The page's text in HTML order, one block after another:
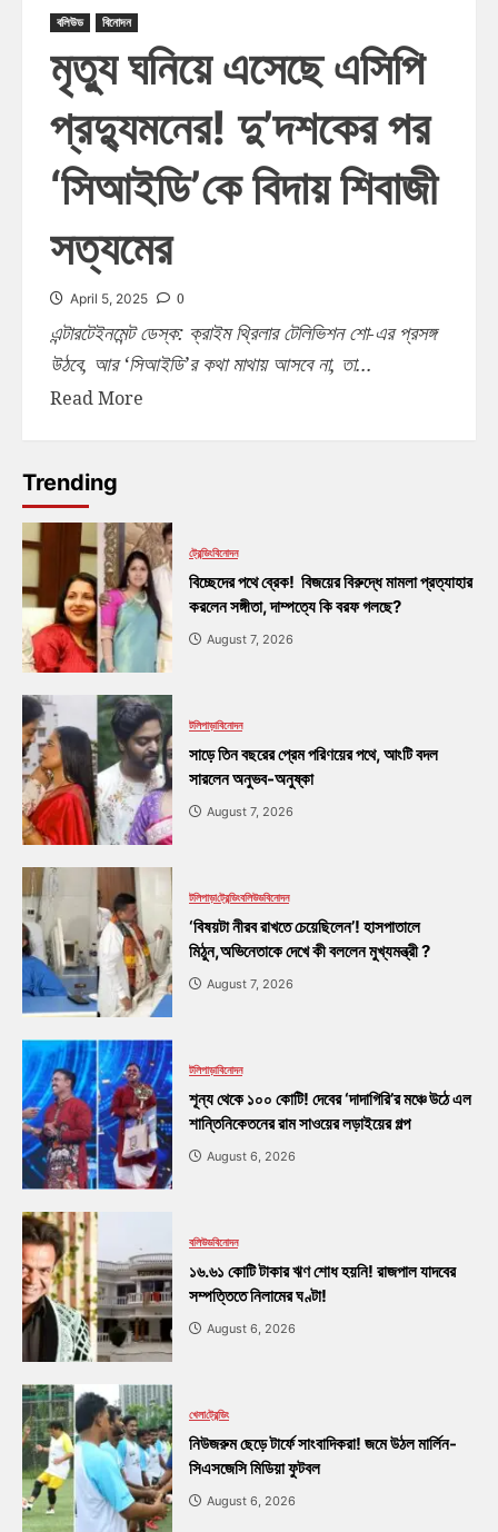
বলিউড বিনোদন
মৃত্যু ঘনিয়ে এসেছে এসিপি
প্রদ্যুমনের! দু’দশকের পর
‘সিআইডি’কে বিদায় শিবাজী
সত্যমের
April 5, 2025 0
এন্টারটেইনমেন্ট ডেস্ক: ক্রাইম থ্রিলার টেলিভিশন শো-এর প্রসঙ্গ
উঠবে, আর ‘সিআইডি’র কথা মাথায় আসবে না, তা...
Read More
Trending
ট্রেন্ডিংবিনোদন
বিচ্ছেদের পথে ব্রেক! বিজয়ের বিরুদ্ধে মামলা প্রত্যাহার
করলেন সঙ্গীতা, দাম্পত্যে কি বরফ গলছে?
August 7, 2026
টলিপাড়াবিনোদন
সাড়ে তিন বছরের প্রেম পরিণয়ের পথে, আংটি বদল
সারলেন অনুভব-অনুষ্কা
August 7, 2026
টলিপাড়াট্রেন্ডিংবলিউডবিনোদন
‘বিষয়টা নীরব রাখতে চেয়েছিলেন’! হাসপাতালে
মিঠুন,অভিনেতাকে দেখে কী বললেন মুখ্যমন্ত্রী ?
August 7, 2026
টলিপাড়াবিনোদন
শূন্য থেকে ১০০ কোটি! দেবের ‘দাদাগিরি’র মঞ্চে উঠে এল
শান্তিনিকেতনের রাম সাওয়ের লড়াইয়ের গল্প
August 6, 2026
বলিউডবিনোদন
১৬.৬১ কোটি টাকার ঋণ শোধ হয়নি! রাজপাল যাদবের
সম্পত্তিতে নিলামের ঘণ্টা!
August 6, 2026
খেলাট্রেন্ডিং
নিউজরুম ছেড়ে টার্ফে সাংবাদিকরা! জমে উঠল মার্লিন-
সিএসজেসি মিডিয়া ফুটবল
August 6, 2026